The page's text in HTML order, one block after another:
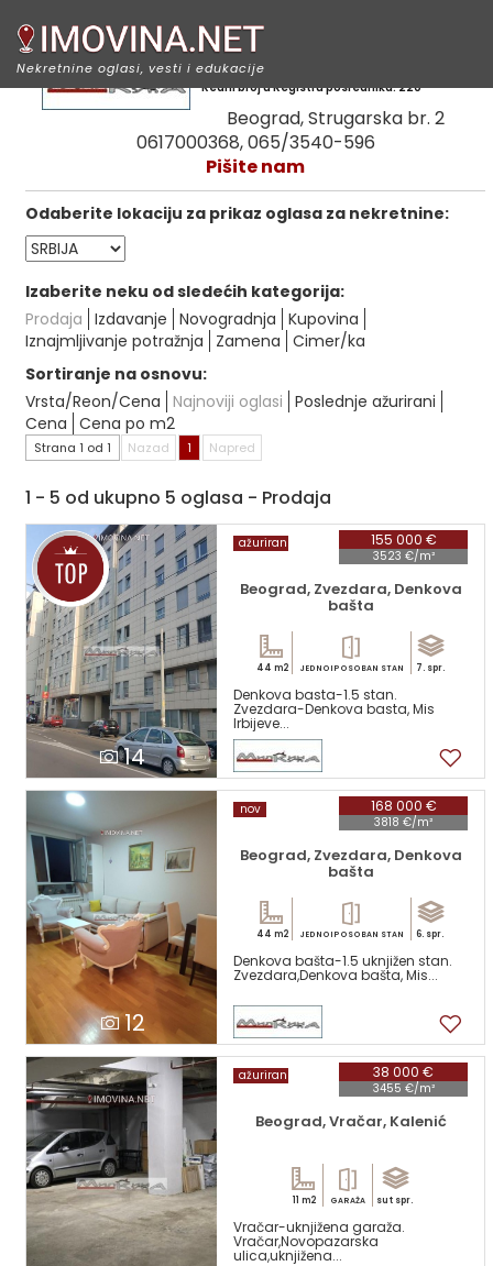
Milkina kuća
Redni broj u Registru posrednika: 220
Beograd, Strugarska br. 2
0617000368, 065/3540-596
Pišite nam
Odaberite lokaciju za prikaz oglasa za nekretnine:
Izaberite neku od sledećih kategorija:
Prodaja Izdavanje Novogradnja Kupovina
Iznajmljivanje potražnja
Zamena Cimer/ka
Sortiranje na osnovu:
Vrsta/Reon/Cena Najnoviji oglasi Poslednje ažurirani
Cena Cena po m2
Strana 1 od 1 Nazad 1 Napred
1 - 5 od ukupno 5 oglasa - Prodaja
14
155 000 €
3523 €/m²
ažuriran
Beograd, Zvezdara, Denkova
bašta
44 m2 JEDNOIPOSOBAN STAN 7. spr.
Denkova basta-1.5 stan.
Zvezdara-Denkova basta, Mis
Irbijeve...
12
168 000 €
3818 €/m²
nov
Beograd, Zvezdara, Denkova
bašta
44 m2 JEDNOIPOSOBAN STAN 6. spr.
Denkova bašta-1.5 uknjižen stan.
Zvezdara,Denkova bašta, Mis...
38 000 €
3455 €/m²
ažuriran
Beograd, Vračar, Kalenić
11 m2 GARAŽA sut spr.
Vračar-uknjižena garaža.
Vračar,Novopazarska
ulica,uknjižena...
Nekretnine oglasi, vesti i edukacije